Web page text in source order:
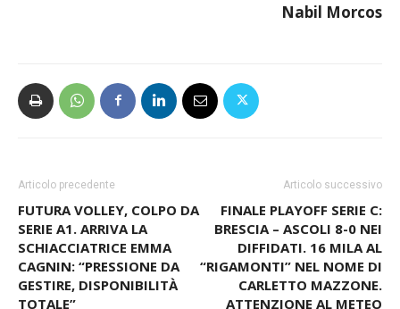
Articolo precedente
FUTURA VOLLEY, COLPO DA
SERIE A1. ARRIVA LA
SCHIACCIATRICE EMMA
CAGNIN: “PRESSIONE DA
Articolo successivo
FINALE PLAYOFF SERIE C:
BRESCIA – ASCOLI 8-0 NEI
DIFFIDATI. 16 MILA AL
“RIGAMONTI” NEL NOME DI